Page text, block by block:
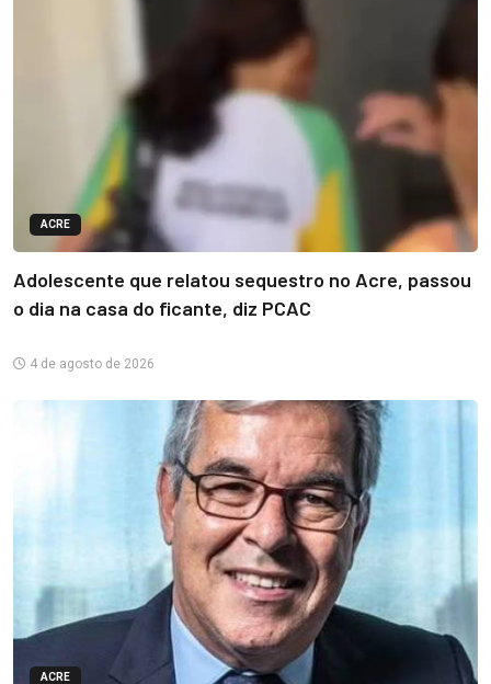
ACRE
Adolescente que relatou sequestro no Acre, passou
o dia na casa do ficante, diz PCAC
4 de agosto de 2026
ACRE